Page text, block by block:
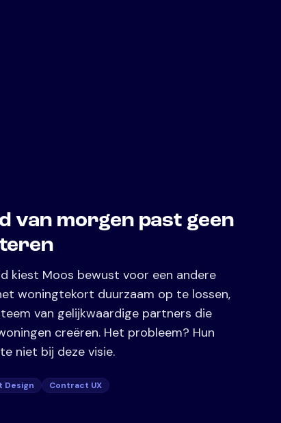
van morgen past geen
kiest Moos bewust voor een andere
woningtekort duurzaam op te lossen,
van gelijkwaardige partners die
creëren. Het probleem? Hun
niet bij deze visie.
Design Contract UX